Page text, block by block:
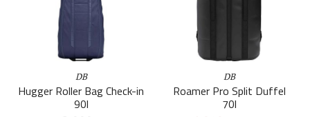
DB
Hugger Roller Bag Check-in
90l
DB
Roamer Pro Split Duffel
70l